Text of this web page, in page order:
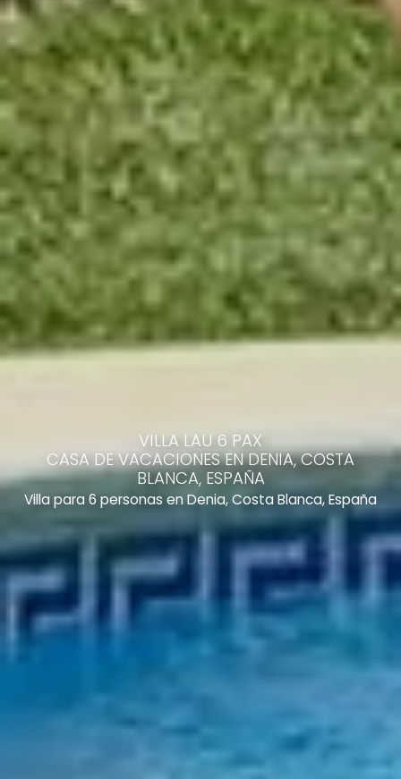
VILLA LAU 6 PAX
CASA DE VACACIONES EN DENIA, COSTA
BLANCA, ESPAÑA
Villa para 6 personas en Denia, Costa Blanca, España